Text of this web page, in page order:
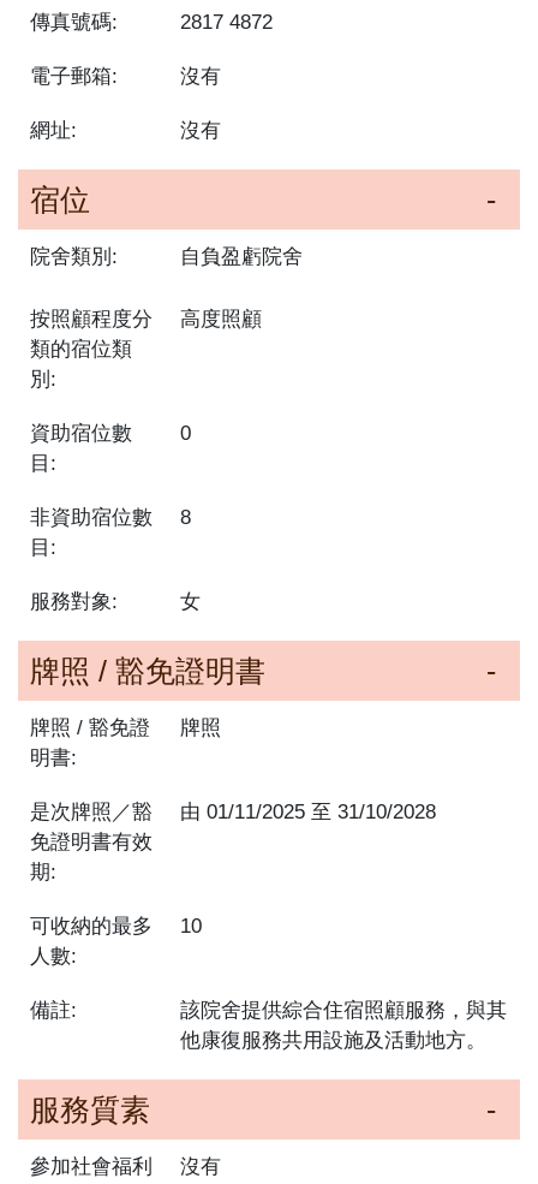
傳真號碼: 2817 4872
電子郵箱: 沒有
網址: 沒有
宿位
院舍類別: 自負盈虧院舍
按照顧程度分
類的宿位類
別:
高度照顧
資助宿位數
目:
0
非資助宿位數
目:
8
服務對象: 女
牌照 / 豁免證明書
牌照 / 豁免證
明書:
牌照
是次牌照／豁
免證明書有效
期:
由01/11/2025 至31/10/2028
可收納的最多
人數:
10
備註:
該院舍提供綜合住宿照顧服務，與其
他康復服務共用設施及活動地方。
服務質素
參加社會福利
沒有